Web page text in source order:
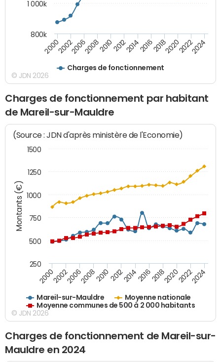
Charges de fonctionnement
200020022006200820102012201420162018202020222024
800k
1 000k
© JDN 2026
Charges de fonctionnement par habitant
de Mareil-sur-Mauldre
Montants (€)
(Source : JDN d'après ministère de l'Economie)
Mareil-sur-Mauldre
Moyenne nationale
Moyenne communes de 500 à 2 000 habitants
200020022006200820102012201420162018202020222024
250
500
750
1000
1250
1500
© JDN 2026
Charges de fonctionnement de Mareil-sur-
Mauldre en 2024